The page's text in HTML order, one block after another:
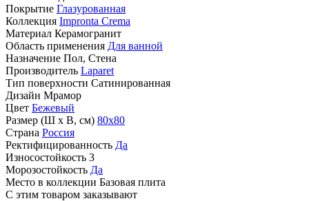
Покрытие Глазурованная
Коллекция Impronta Crema
Материал Керамогранит
Область применения Для ванной
Назначение Пол, Стена
Производитель Laparet
Тип поверхности Сатинированная
Дизайн Мрамор
Цвет Бежевый
Размер (Ш х В, см) 80х80
Страна Россия
Ректифицированность Да
Износостойкость 3
Морозостойкость Да
Место в коллекции Базовая плита
С этим товаром заказывают